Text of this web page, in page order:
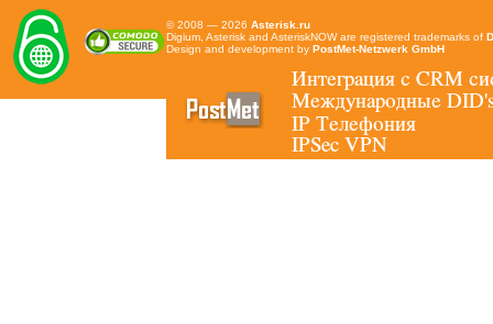
© 2008 — 2026 Asterisk.ru
Digium, Asterisk and AsteriskNOW are registered trademarks of
Design and development by PostMet-Netzwerk GmbH